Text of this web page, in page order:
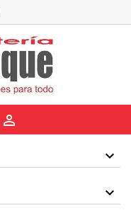
